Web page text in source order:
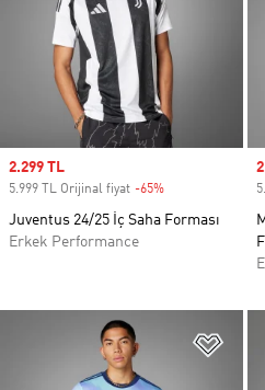
Sale price
2.299 TL
5.999 TL Orijinal fiyat -65%
Juventus 24/25 İç Saha Forması
Erkek Performance